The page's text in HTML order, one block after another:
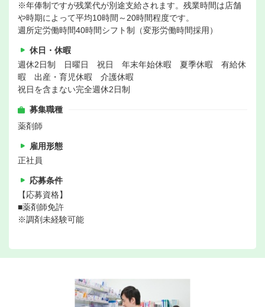
※年俸制ですが残業代が別途支給されます。残業時間は店舗
や時期によって平均10時間～20時間程度です。
週所定労働時間40時間シフト制（変形労働時間採用）
休日・休暇
週休2日制 日曜日 祝日 年末年始休暇 夏季休暇 有給休
暇 出産・育児休暇 介護休暇
祝日を含まない完全週休2日制
募集職種
薬剤師
雇用形態
正社員
応募条件
【応募資格】
■薬剤師免許
※調剤未経験可能